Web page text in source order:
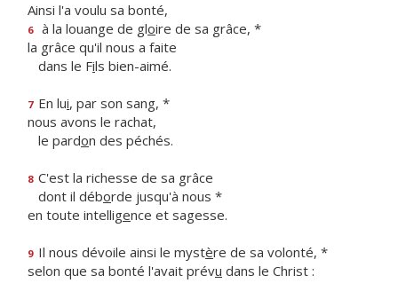
Ainsi l'a voulu sa bonté,
6 à la louange de gloire de sa grâce, *
la grâce qu'il nous a faite
dans le Fils bien-aimé.
7 En lui, par son sang, *
nous avons le rachat,
le pardon des péchés.
8 C'est la richesse de sa grâce
dont il déborde jusqu'à nous *
en toute intelligence et sagesse.
9 Il nous dévoile ainsi le mystère de sa volonté, *
selon que sa bonté l'avait prévu dans le Christ :